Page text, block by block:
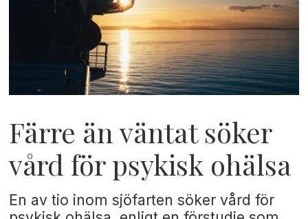
Färre än väntat söker
vård för psykisk ohälsa
En av tio inom sjöfarten söker vård för